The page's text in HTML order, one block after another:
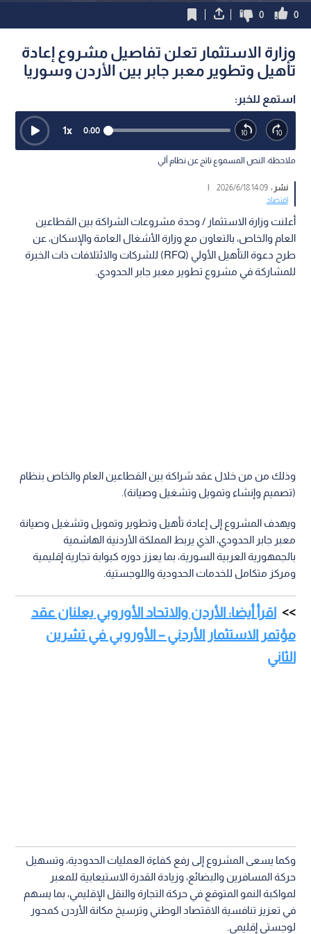
0
0
وزارة الاستثمار تعلن تفاصيل مشروع إعادة
تأهيل وتطوير معبر جابر بين الأردن وسوريا
استمع للخبر:
0:00
1x
ملاحظة: النص المسموع ناتج عن نظام آلي
نشر :14:09 2026/6/18
|
اقتصاد
أعلنت وزارة الاستثمار / وحدة مشروعات الشراكة بين القطاعين
العام والخاص، بالتعاون مع وزارة الأشغال العامة والإسكان، عن
طرح دعوة التأهيل الأولي (RFQ) للشركات والائتلافات ذات الخبرة
للمشاركة في مشروع تطوير معبر جابر الحدودي.
وذلك من من خلال عقد شراكة بين القطاعين العام والخاص بنظام
(تصميم وإنشاء وتمويل وتشغيل وصيانة).
ويهدف المشروع إلى إعادة تأهيل وتطوير وتمويل وتشغيل وصيانة
معبر جابر الحدودي، الذي يربط المملكة الأردنية الهاشمية
بالجمهورية العربية السورية، بما يعزز دوره كبوابة تجارية إقليمية
ومركز متكامل للخدمات الحدودية واللوجستية.
اقرأ أيضا: الأردن والاتحاد الأوروبي يعلنان عقد
مؤتمر الاستثمار الأردني – الأوروبي في تشرين
الثاني
وكما يسعى المشروع إلى رفع كفاءة العمليات الحدودية، وتسهيل
حركة المسافرين والبضائع، وزيادة القدرة الاستيعابية للمعبر
لمواكبة النمو المتوقع في حركة التجارة والنقل الإقليمي، بما يسهم
في تعزيز تنافسية الاقتصاد الوطني وترسيخ مكانة الأردن كمحور
لوجستي إقليمي.